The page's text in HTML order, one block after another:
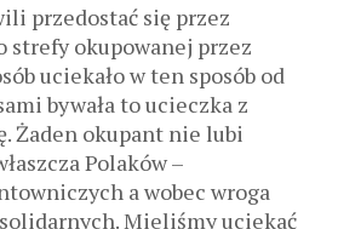
przedostać się przez
strefy okupowanej przez
uciekało w ten sposób od
bywała to ucieczka z
Żaden okupant nie lubi
Polaków –
a wobec wroga
Mieliśmy uciekać